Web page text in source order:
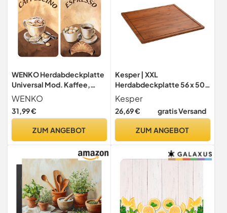
WENKO Herdabdeckplatte
Universal Mod. Kaffee,
höhenverstellbar für alle
Herdarten, Schneidebrett
und Spritzschutz, Glas, 30 x
WENKO
31,99 €
ZUM ANGEBOT
Kesper | XXL
Herdabdeckplatte 56 x 50 x
4 cm | Farbe: Dunkelbraun |
Material: FSC Bambus |
ideal auch Schneideplatte
Kesper
26,69 € gratis Versand
ZUM ANGEBOT